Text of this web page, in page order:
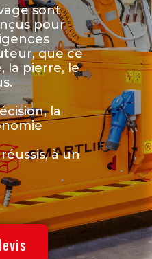
sont
pour
que ce
la pierre, le
la
à un